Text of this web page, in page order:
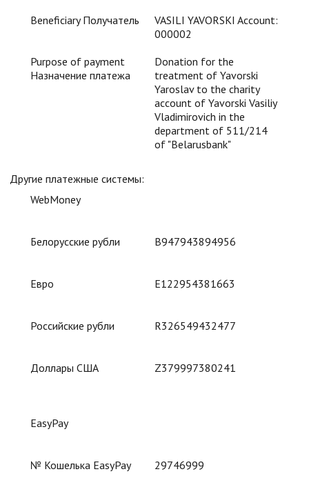
Beneficiary Получатель
VASILI YAVORSKI Account:
000002
Purpose of payment
Назначение платежа
Donation for the
treatment of Yavorski
Yaroslav to the charity
account of Yavorski Vasiliy
Vladimirovich in the
department of 511/214
of "Belarusbank"
Другие платежные системы:
WebMoney
Белорусские рубли B947943894956
Евро E122954381663
Российские рубли R326549432477
Доллары США Z379997380241
EasyPay
№ Кошелька EasyPay 29746999